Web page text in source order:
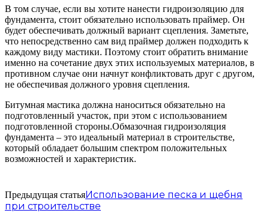
В том случае, если вы хотите нанести гидроизоляцию для
фундамента, стоит обязательно использовать праймер. Он
будет обеспечивать должный вариант сцепления. Заметьте,
что непосредственно сам вид праймер должен подходить к
каждому виду мастики. Поэтому стоит обратить внимание
именно на сочетание двух этих используемых материалов, в
противном случае они начнут конфликтовать друг с другом,
не обеспечивая должного уровня сцепления.
Битумная мастика должна наноситься обязательно на
подготовленный участок, при этом с использованием
подготовленной стороны.Обмазочная гидроизоляция
фундамента – это идеальный материал в строительстве,
который обладает большим спектром положительных
возможностей и характеристик.
Предыдущая статьяИспользование песка и щебня
при строительстве